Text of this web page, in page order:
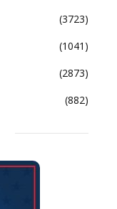
(3723)
(1041)
(2873)
(882)